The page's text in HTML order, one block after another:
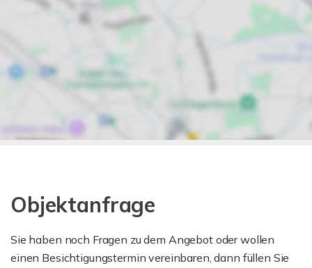
Objektanfrage
Sie haben noch Fragen zu dem Angebot oder wollen
einen Besichtigungstermin vereinbaren, dann füllen Sie